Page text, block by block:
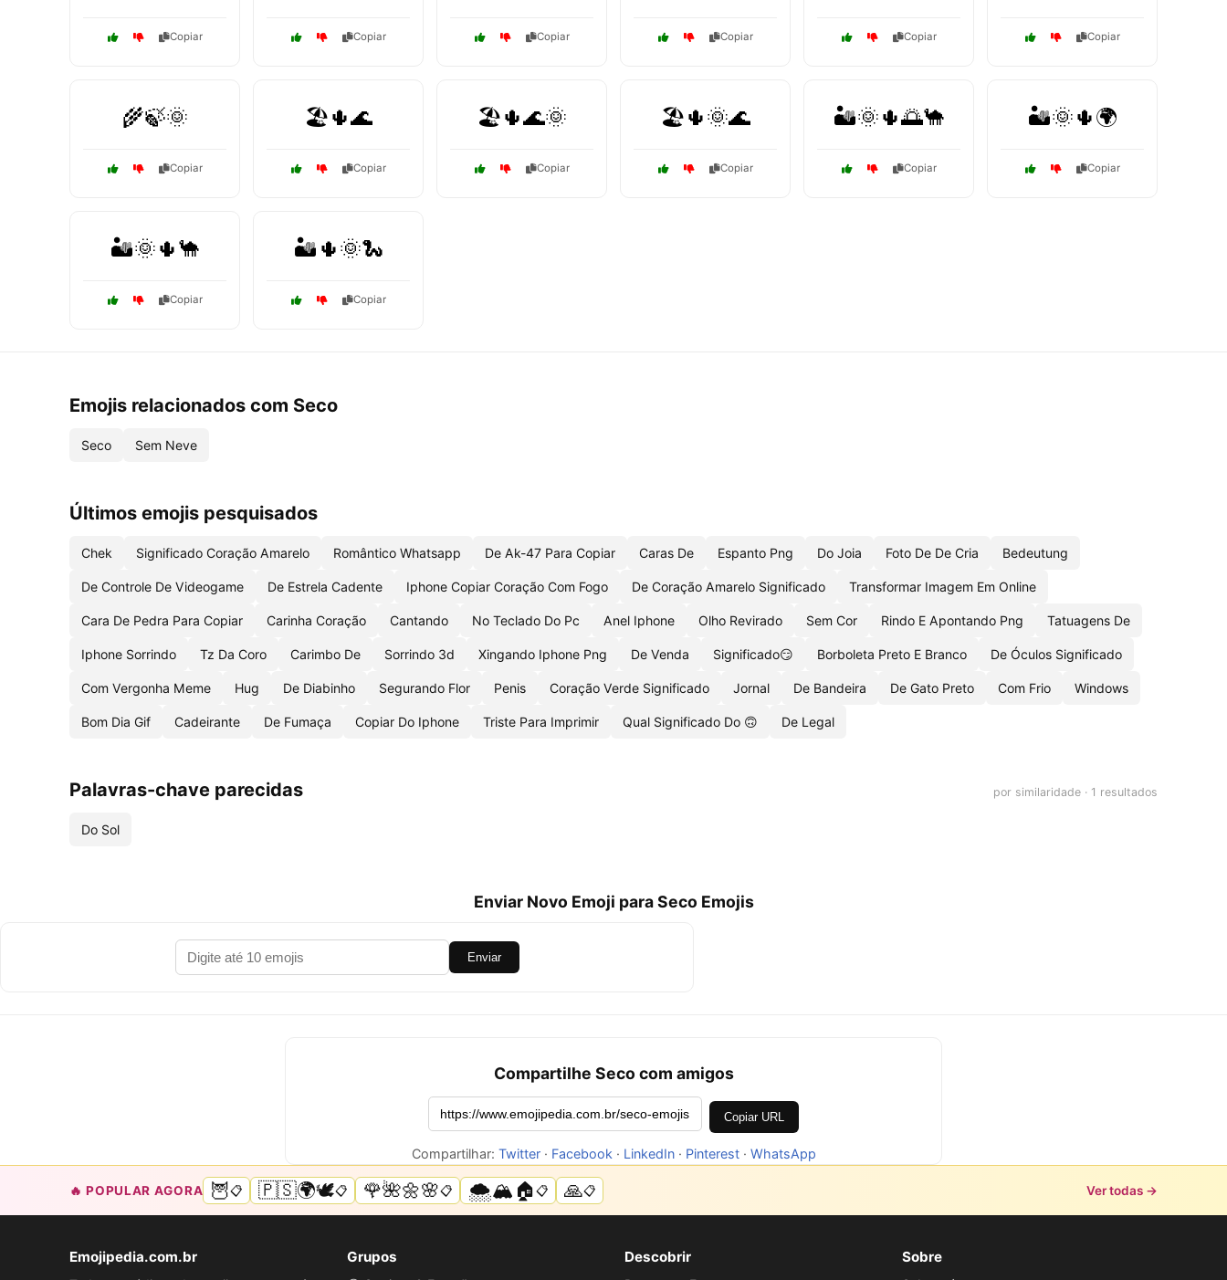
Copiar Copiar Copiar Copiar Copiar Copiar
🌾🍃🌞
Copiar
🏖️🌵🌊
Copiar
🏖️🌵🌊🌞
Copiar
🏖️🌵🌞🌊
Copiar
🏜️🌞🌵🌅🐪
Copiar
🏜️🌞🌵🌍
Copiar
🏜️🌞🌵🐪
Copiar
🏜️🌵🌞🐍
Copiar
Emojis relacionados com Seco
Seco Sem Neve
Últimos emojis pesquisados
Chek Significado Coração Amarelo Romântico Whatsapp De Ak-47 Para Copiar Caras De Espanto Png Do Joia Foto De De Cria Bedeutung
De Controle De Videogame De Estrela Cadente Iphone Copiar Coração Com Fogo De Coração Amarelo Significado Transformar Imagem Em Online
Cara De Pedra Para Copiar Carinha Coração Cantando No Teclado Do Pc Anel Iphone Olho Revirado Sem Cor Rindo E Apontando Png Tatuagens De
Iphone Sorrindo Tz Da Coro Carimbo De Sorrindo 3d Xingando Iphone Png De Venda Significado😏 Borboleta Preto E Branco De Óculos Significado
Com Vergonha Meme Hug De Diabinho Segurando Flor Penis Coração Verde Significado Jornal De Bandeira De Gato Preto Com Frio Windows
Bom Dia Gif Cadeirante De Fumaça Copiar Do Iphone Triste Para Imprimir Qual Significado Do 🙃 De Legal
Palavras-chave parecidas por similaridade · 1 resultados
Do Sol
Enviar Novo Emoji para Seco Emojis
Enviar
Compartilhe Seco com amigos
Copiar URL
Compartilhar: Twitter· Facebook · LinkedIn· Pinterest· WhatsApp
🔥 POPULAR AGORA 🦉📋 🇵🇸🌍🕊️📋 🌹🌺🌼🌸📋 🌨️🏔️🏠📋 🙏📋 Ver todas →
Emojipedia.com.br Grupos Descobrir Sobre